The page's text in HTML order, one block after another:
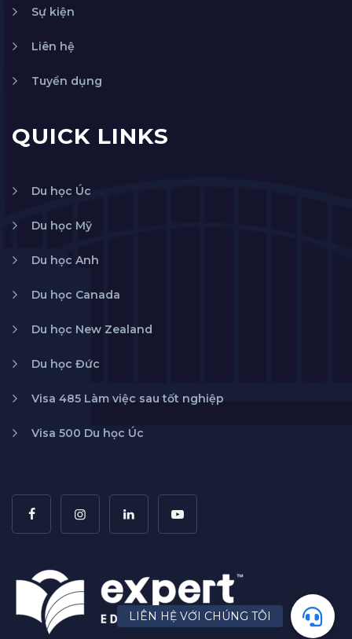
Sự kiện
Liên hệ
Tuyển dụng
QUICK LINKS
Du học Úc
Du học Mỹ
Du học Anh
Du học Canada
Du học New Zealand
Du học Đức
Visa 485 Làm việc sau tốt nghiệp
Visa 500 Du học Úc